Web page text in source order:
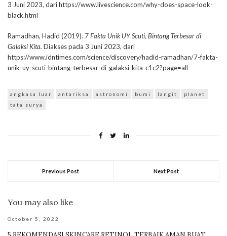
3 Juni 2023, dari https://www.livescience.com/why-does-space-look-
black.html
Ramadhan, Hadid (2019). 7 Fakta Unik UY Scuti, Bintang Terbesar di
Galaksi Kita. Diakses pada 3 Juni 2023, dari
https://www.idntimes.com/science/discovery/hadid-ramadhan/7-fakta-
unik-uy-scuti-bintang-terbesar-di-galaksi-kita-c1c2?page=all
angkasa luar antariksa astronomi bumi langit
planet
tata surya
Previous Post Next Post
You may also like
October 5, 2022